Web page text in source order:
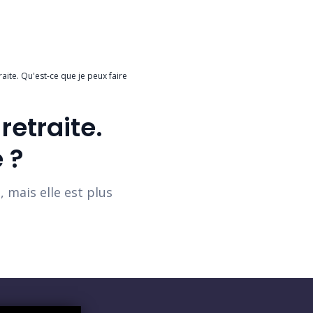
Qu'est-ce que je peux faire
mais elle est plus